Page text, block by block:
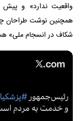
واقعیت ندارد» و
همچنین نوشت طراحان
شکاف در انسجام ملی»